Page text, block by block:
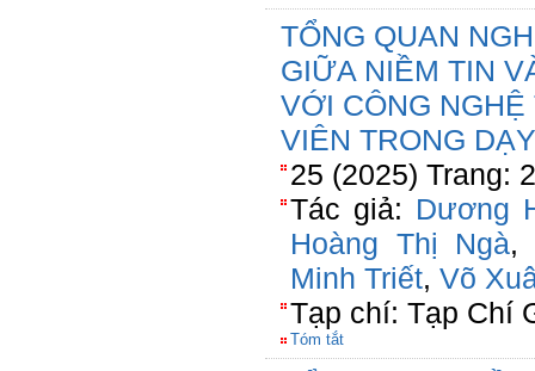
TỔNG QUAN
GIỮA NIỀM TIN
VỚI CÔNG
VIÊN TRONG
25 (2025) Trang:
Tác giả: Dương
Hoàng Thị Ngà
Minh Triết, Võ
Tạp chí: Tạp Chí
Tóm tắt